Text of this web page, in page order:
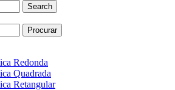
Search
Procurar
Redonda
Quadrada
Retangular